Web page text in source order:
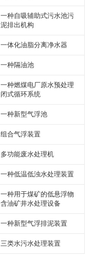
一种自吸辅助式污水池污
泥排出机构
一体化油脂分离净水器
一种隔油池
一种燃煤电厂原水预处理
闭式循环系统
一种新型气浮池
组合气浮装置
多功能废水处理机
一种低温低浊水处理装置
一种用于煤矿的低悬浮物
含油矿井水处理设备
一种新型气浮排泥装置
三类水污水处理装置